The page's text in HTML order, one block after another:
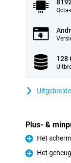
128
Plus- &
Pluspunt
Het
Pluspunt
Het